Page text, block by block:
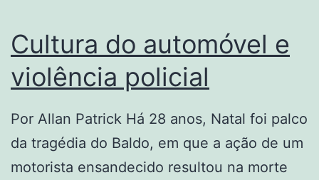
Cultura do automóvel e
violência policial
Por Allan Patrick Há 28 anos, Natal foi palco
da tragédia do Baldo, em que a ação de um
motorista ensandecido resultou na morte